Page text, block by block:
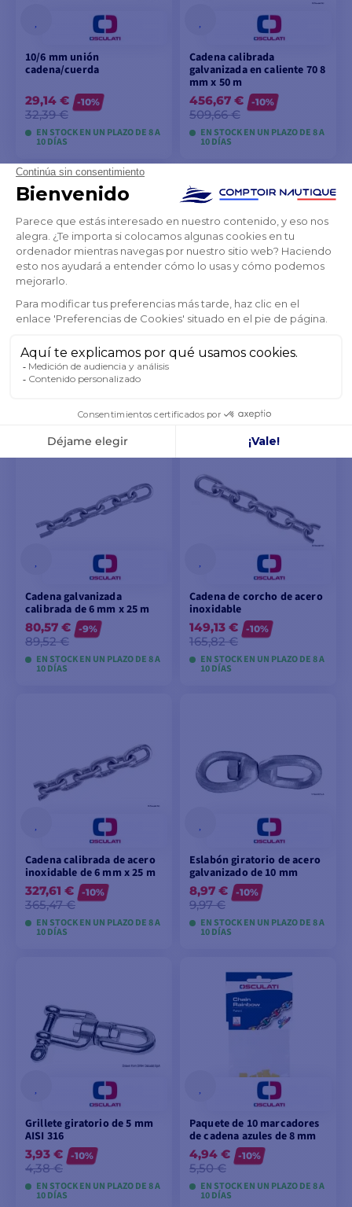
10/6 mm unión
cadena/cuerda
29,14 €
32,39 €
-10%
EN STOCK EN UN PLAZO DE 8 A
10 DÍAS
VER MODELOS
Cadena calibrada
galvanizada en caliente 70 8
mm x 50 m
456,67 €
509,66 €
-10%
EN STOCK EN UN PLAZO DE 8 A
10 DÍAS
VER MODELOS
galvanizado 6 mm x 50 m
183,42 €
204,64 €
-10%
VER MODELOS
Cadena galvanizada
calibrada de 6 mm x 25 m
80,57 €
89,52 €
-9%
EN STOCK EN UN PLAZO DE 8 A
10 DÍAS
Cadena de corcho de acero
inoxidable
149,13 €
165,82 €
-10%
EN STOCK EN UN PLAZO DE 8 A
10 DÍAS
Cadena calibrada de acero
inoxidable de 6 mm x 25 m
327,61 €
365,47 €
-10%
EN STOCK EN UN PLAZO DE 8 A
10 DÍAS
Eslabón giratorio de acero
galvanizado de 10 mm
8,97 €
9,97 €
-10%
EN STOCK EN UN PLAZO DE 8 A
10 DÍAS
VER MODELOS
Grillete giratorio de 5 mm
AISI 316
3,93 €
4,38 €
-10%
EN STOCK EN UN PLAZO DE 8 A
10 DÍAS
Paquete de 10 marcadores
de cadena azules de 8 mm
4,94 €
5,50 €
-10%
EN STOCK EN UN PLAZO DE 8 A
10 DÍAS